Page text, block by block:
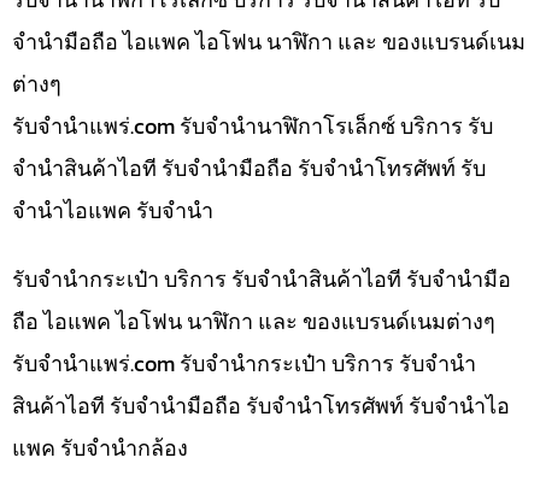
จำนำมือถือ ไอแพค ไอโฟน นาฬิกา และ ของแบรนด์เนม
ต่างๆ
รับจํานําแพร่.com รับจำนำนาฬิกาโรเล็กซ์ บริการ รับ
จำนำสินค้าไอที รับจำนำมือถือ รับจำนำโทรศัพท์ รับ
จำนำไอแพค รับจำนำ
รับจำนำกระเป๋า บริการ รับจำนำสินค้าไอที รับจำนำมือ
ถือ ไอแพค ไอโฟน นาฬิกา และ ของแบรนด์เนมต่างๆ
รับจํานําแพร่.com รับจำนำกระเป๋า บริการ รับจำนำ
สินค้าไอที รับจำนำมือถือ รับจำนำโทรศัพท์ รับจำนำไอ
แพค รับจำนำกล้อง